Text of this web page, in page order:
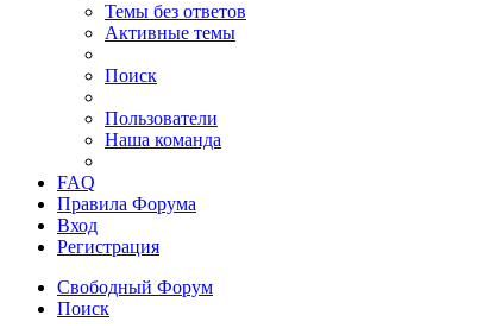
Темы без ответов
Активные темы
Поиск
Пользователи
Наша команда
FAQ
Правила Форума
Вход
Регистрация
Свободный Форум
Поиск